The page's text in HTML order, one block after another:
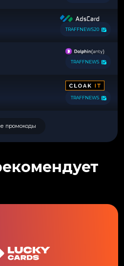
TRAFFNEWS20
TRAFFNEWS
TRAFFNEWS
промокоды